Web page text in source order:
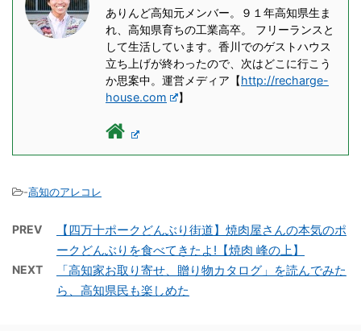
ありんど高知元メンバー。９１年高知県生ま
れ、高知県育ちの工業高卒。 フリーランスと
して生活しています。香川でのゲストハウス
立ち上げが終わったので、次はどこに行こう
か思案中。運営メディア【http://recharge-
house.com
】
-高知のアレコレ
PREV
【四万十ポークどんぶり街道】焼肉屋さんの本気のポ
ークどんぶりを食べてきたよ!【焼肉 峰の上】
NEXT
「高知家お取り寄せ、贈り物カタログ」を読んでみた
ら、高知県民も楽しめた